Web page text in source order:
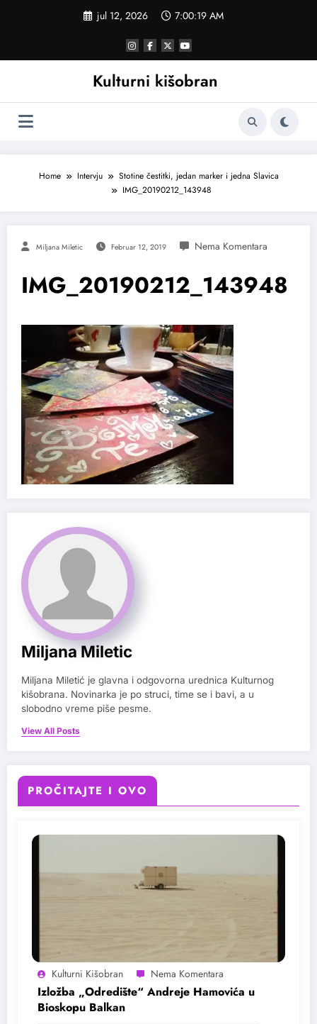
jul 12, 2026 7:00:20 AM
Kulturni kišobran
Home Intervju
Stotine čestitki, jedan marker i jedna Slavica
IMG_20190212_143948
Miljana Miletic Februar 12, 2019
IMG_20190212_143948
Miljana Miletic
Miljana Miletić je glavna i odgovorna urednica Kulturnog
kišobrana. Novinarka je po struci, time se i bavi, a u
slobodno vreme piše pesme.
View All Posts
PROČITAJTE I OVO
Kulturni Kišobran
Izložba „Odredište“ Andreje Hamovića u
Bioskopu Balkan